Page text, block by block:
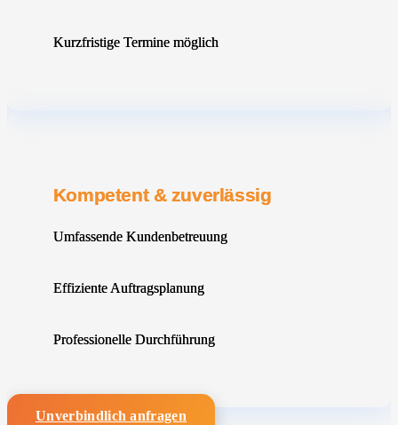
Kurzfristige Termine möglich
Kompetent & zuverlässig
Umfassende Kundenbetreuung
Effiziente Auftragsplanung
Professionelle Durchführung
Unverbindlich anfragen